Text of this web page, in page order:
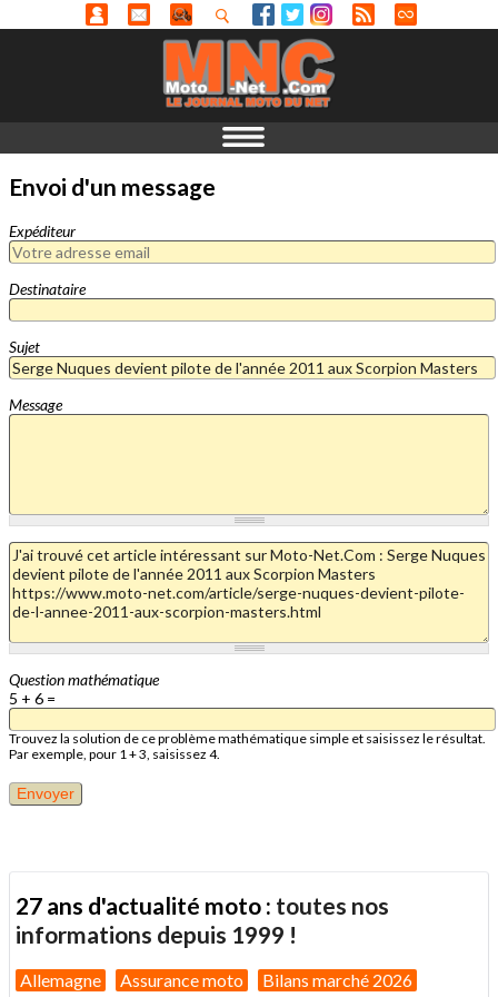
Envoi d'un message
Expéditeur
Destinataire
Sujet
Message
Question mathématique
5 + 6 =
Trouvez la solution de ce problème mathématique simple et saisissez le résultat.
Par exemple, pour 1 + 3, saisissez 4.
27 ans d'actualité moto : toutes nos
informations depuis 1999 !
Allemagne Assurance moto Bilans marché 2026